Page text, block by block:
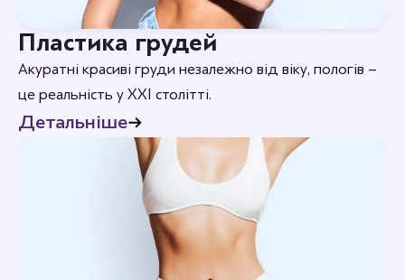
Пластика грудей
Акуратні красиві груди незалежно від віку, пологів –
це реальність у XXI столітті.
Детальніше